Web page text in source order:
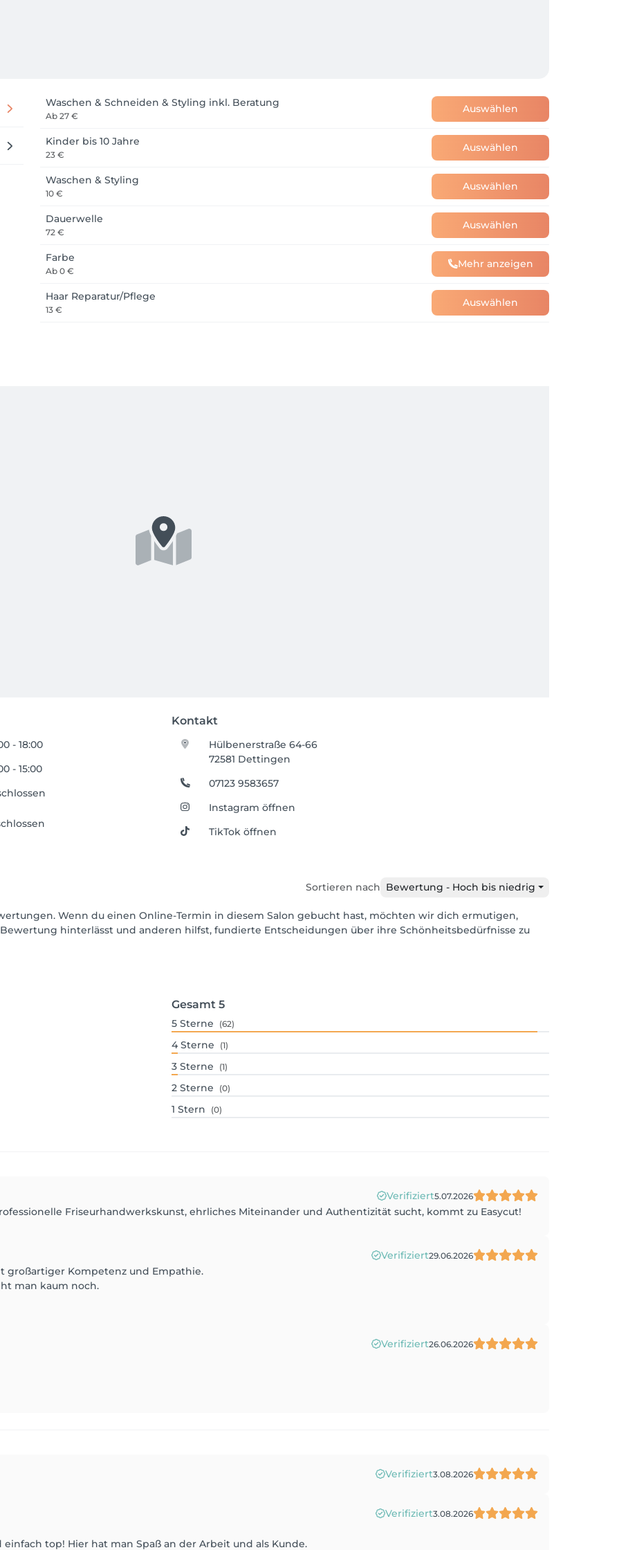
Waschen & Schneiden & Styling inkl. Beratung
Ab 27 €
Auswählen
Kinder bis 10 Jahre
23 €
Auswählen
Waschen & Styling
10 €
Auswählen
Dauerwelle
72 €
Auswählen
Farbe
Ab 0 €
Mehr anzeigen
Haar Reparatur/Pflege
13 €
Auswählen
Kontakt
- 18:00
- 15:00
Hülbenerstraße 64-66
72581 Dettingen
07123 9583657
Instagram öffnen
TikTok öffnen
Sortieren nach Bewertung - Hoch bis niedrig
Wenn du einen Online-Termin in diesem Salon gebucht hast, möchten wir dich ermutigen,
hinterlässt und anderen hilfst, fundierte Entscheidungen über ihre Schönheitsbedürfnisse zu
Gesamt 5
5 Sterne (62)
4 Sterne (1)
3 Sterne (1)
2 Sterne (0)
1 Stern (0)
Verifiziert5.07.2026
Friseurhandwerkskunst, ehrliches Miteinander und Authentizität sucht, kommt zu Easycut!
Verifiziert29.06.2026
großartiger Kompetenz und Empathie.
man kaum noch.
Verifiziert26.06.2026
Verifiziert3.08.2026
Verifiziert3.08.2026
top! Hier hat man Spaß an der Arbeit und als Kunde.